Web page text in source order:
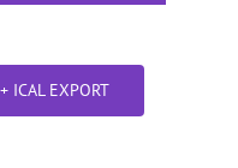
+ ICAL EXPORT